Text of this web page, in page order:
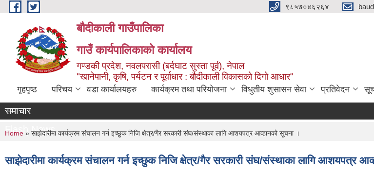
Skip to main content ९८५७०४६२६४
बौदीकाली गाउँपालिका
गाउँ कार्यपालिकाको कार्यालय
गण्डकी प्रदेश, नवलपरासी (बर्दघाट सुस्ता पूर्व), नेपाल
"खानेपानी, कृषि, पर्यटन र पूर्वाधार : बौदीकाली विकासको दिगो आधार"
गृहपृष्ठ परिचय वडा कार्यालयहरु कार्यक्रम तथा परियोजना विधुतीय शुसासन सेवा प्रतिवेदन
समाचार
Flash News
You are here
Home » साझेदारीमा कार्यक्रम संचालन गर्न इच्छुक निजि क्षेत्र/गैर सरकारी संघ/संस्थाका लागि आशयपत्र आव्हानको सूचना ।
साझेदारीमा कार्यक्रम संचालन गर्न इच्छुक निजि क्षेत्र/गैर सरकारी संघ/संस्थाका लागि आशयपत्र